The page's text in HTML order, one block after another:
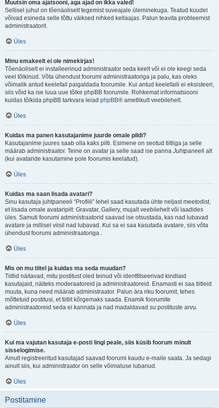
Muutsin oma ajatsooni, aga ajad on ikka valed!
Sellisel juhul on tõenäoliselt tegemist suveajale üleminekuga. Teatud kuudel
võivad esineda selle tõttu väiksed nihked kellaajas. Palun teavita probleemist
administraatorit.
Üles
Minu emakeelt ei ole nimekirjas!
Tõenäoliselt ei installeerinud administraator seda keelt või ei ole keegi seda
veel tõlkinud. Võta ühendust foorumi administraatoriga ja palu, kas oleks
võimalik antud keelefail paigaldada foorumile. Kui antud keelefaili ei eksisteeri,
siis võid ka ise luua uue tõlke phpBB foorumile. Rohkemat informatsiooni
kuidas tõlkida phpBB tarkvara leiad phpBB® ametlikult veebilehelt.
Üles
Kuidas ma panen kasutajanime juurde omale pildi?
Kasutajanime juures saab olla kaks pilti. Esimene on seotud tiitliga ja selle
määrab administraator. Teine on avatar ja selle saad ise panna Juhtpaneeli alt
(kui avataride kasutamine pole foorumis keelatud).
Üles
Kuidas ma saan lisada avatari?
Sinu kasutaja juhtpaneeli “Profiili” lehel saad kasutada ühte neljast meetodist,
et lisada omale avataripilt: Gravatar, Gallery, mujalt veebilehelt või laadides
üles. Samuti foorumi administraatorid saavad ise otsustada, kas nad lubavad
avatare ja millisel viisil nad lubavad. Kui sa ei saa kasutada avatare, siis võta
ühendust foorumi administraatoriga..
Üles
Mis on mu tiitel ja kuidas ma seda muudan?
Tiitlid näitavad, mitu postitust oled teinud või identfitseerivad kindlaid
kasutajaid, näiteks moderaatoreid ja administraatoreid. Enamasti ei saa tiitleid
muuta, kuna need määrab administraator. Palun ära riku foorumit, tehes
mõttetuid postitusi, et tiitlit kõrgemaks saada. Enamik foorumite
administraatoreid seda ei kannata ja nad madaldavad su postituste arvu.
Üles
Kui ma vajutan kasutaja e-posti lingi peale, siis küsib foorum minult
sisselogimise.
Ainult registreeritud kasutajad saavad foorumi kaudu e-maile saata. Ja sedagi
ainult siis, kui administraator on selle võimaluse lubanud.
Üles
Postitamine